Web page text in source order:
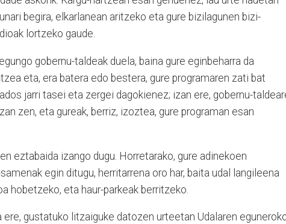
begira, elkarlanean aritzeko eta gure bizilagunen bizi-
lortzeko gaude.
gobernu-taldeak duela, baina gure eginbeharra da
eta, era batera edo bestera, gure programaren zati bat
jarri tasei eta zergei dagokienez; izan ere, gobernu-
zen, eta gureak, berriz, izoztea, gure programan esan
eztabaida izango dugu. Horretarako, gure adinekoen
egin ditugu, herritarrena oro har, baita udal langileena
hobetzeko, eta haur-parkeak berritzeko.
ere, gustatuko litzaiguke datozen urteetan Udalaren